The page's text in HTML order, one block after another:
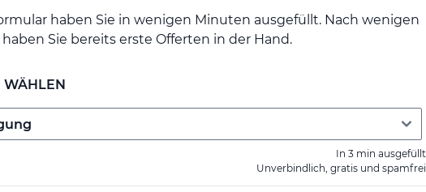
haben Sie in wenigen Minuten ausgefüllt. Nach wenigen
Sie bereits erste Offerten in der Hand.
WÄHLEN
In 3 min ausgefüllt.
Unverbindlich, gratis und spamfrei.